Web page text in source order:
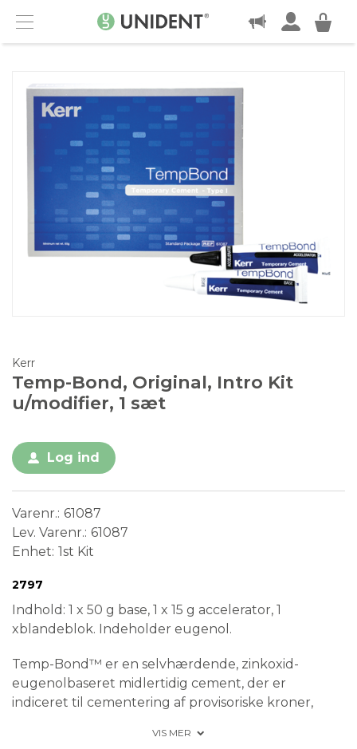
Menu
KONTAKT
Kerr
Temp-Bond, Original, Intro Kit
u/modifier, 1 sæt
Log ind
Varenr. 61087
Lev. Varenr. 61087
Enhet 1st Kit
Medical Device
2797
Indhold: 1 x 50 g base, 1 x 15 g accelerator, 1
xblandeblok. Indeholder eugenol.
Temp-Bond™ er en selvhærdende, zinkoxid-
eugenolbaseret midlertidig cement, der er
indiceret til cementering af provisoriske kroner,
permanente restaureringer. Dens jævne flow
VIS MER